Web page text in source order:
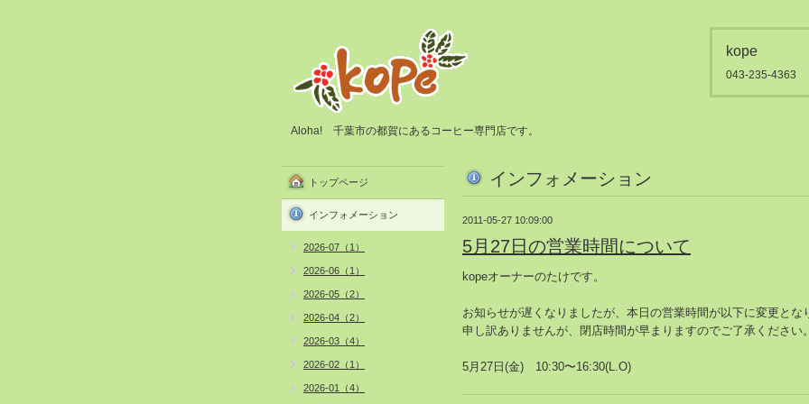
kope
043-235-4363
Aloha! 千葉市の都賀にあるコーヒー専門店です。
インフォメーション
2011-05-27 10:09:00
5月27日の営業時間について
kopeオーナーのたけです。
お知らせが遅くなりましたが、 本日の営業時間が以下に変更とな
申し訳ありませんが、閉店時間が早まりますのでご了承ください。
5月27日(金) 10:30〜16:30(L.O)
トップページ
インフォメーション
2026-07（1）
2026-06（1）
2026-05（2）
2026-04（2）
2026-03（4）
2026-02（1）
2026-01（4）